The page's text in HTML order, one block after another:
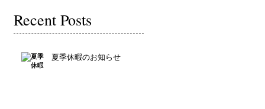
Recent Posts
夏季休暇のお知らせ